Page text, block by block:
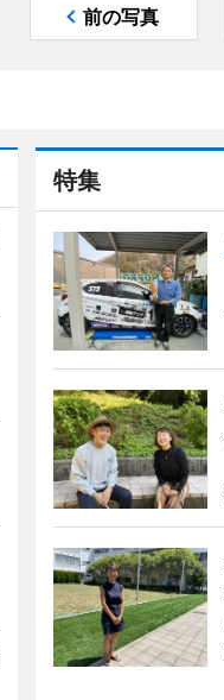
前の写真
特集